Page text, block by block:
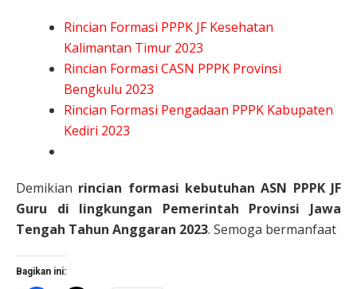
Rincian Formasi PPPK JF Kesehatan
Kalimantan Timur 2023
Rincian Formasi CASN PPPK Provinsi
Bengkulu 2023
Rincian Formasi Pengadaan PPPK Kabupaten
Kediri 2023
Demikian rincian formasi kebutuhan ASN PPPK JF
Guru di lingkungan Pemerintah Provinsi Jawa
Tengah Tahun Anggaran 2023. Semoga bermanfaat
Bagikan ini: